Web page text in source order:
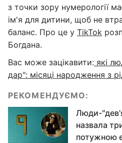
з точки зору нумерології
ім'я для дитини, щоб не
баланс. Про це у TikTok
Богдана.
Вас може зацікавити: які
дар": місяці народження з
РЕКОМЕНДУЄМО:
Люди-
назвала
потужною